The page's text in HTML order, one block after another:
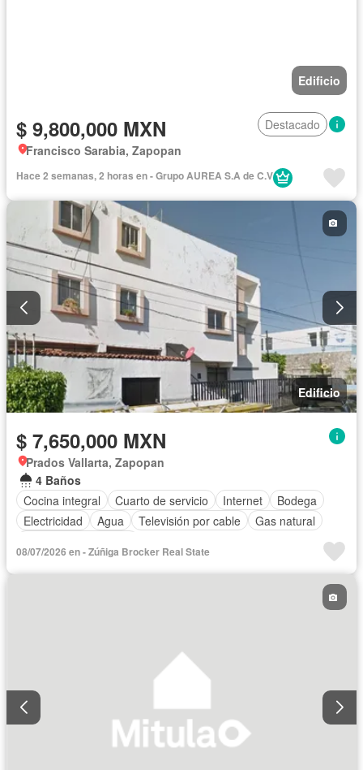
Edificio
$ 9,800,000 MXN
Destacado
Francisco Sarabia, Zapopan
Hace 2 semanas, 2 horas en - Grupo AUREA S.A de C.V
Edificio
$ 7,650,000 MXN
Prados Vallarta, Zapopan
4 Baños
Cocina integral
Cuarto de servicio Internet
Bodega
Electricidad
Agua Televisión por cable
Gas natural
08/07/2026 en - Zúñiga Brocker Real State